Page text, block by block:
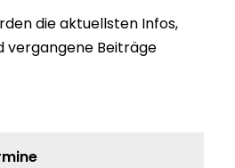
die aktuellsten Infos,
vergangene Beiträge